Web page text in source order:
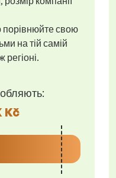
порівнюйте свою
на тій самій
регіоні.
Kč